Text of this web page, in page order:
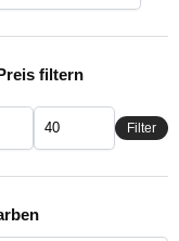
filtern
Filter